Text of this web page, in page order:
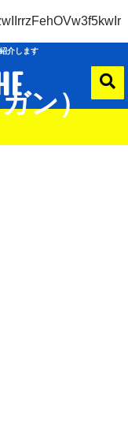
介します
ガン）